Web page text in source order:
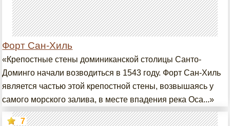
Форт Сан-Хиль
«Крепостные стены доминиканской столицы Санто-
Доминго начали возводиться в 1543 году. Форт Сан-Хиль
является частью этой крепостной стены, возвышаясь у
самого морского залива, в месте впадения река Оса...»
7